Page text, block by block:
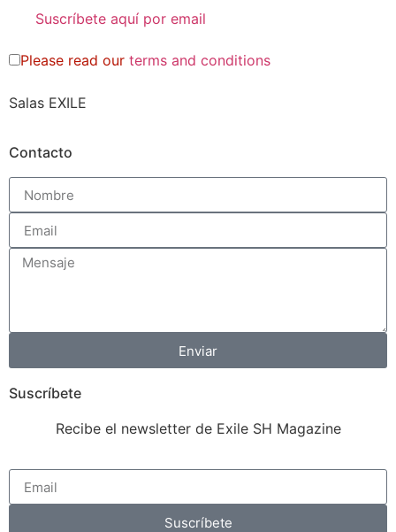
Please read our terms and conditions
Salas EXILE
Contacto
Enviar
Suscríbete
Recibe el newsletter de Exile SH Magazine
Suscríbete